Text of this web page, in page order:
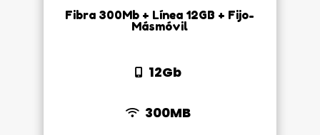
Fibra 300Mb + Línea 12GB + Fijo-
Másmóvil
12Gb
300MB